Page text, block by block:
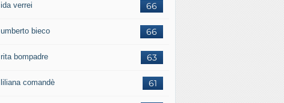
66
ida verrei
66
umberto bieco
63
rita bompadre
61
liliana comandè